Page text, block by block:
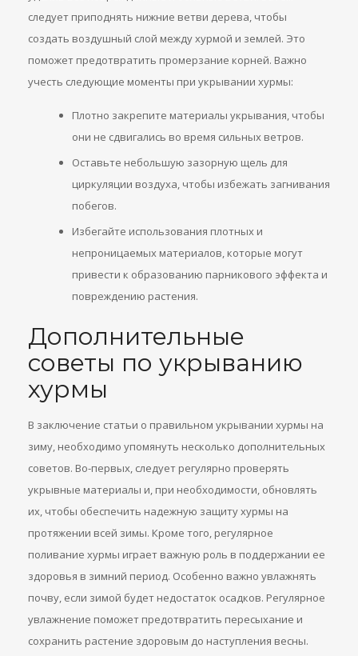
следует приподнять нижние ветви дерева, чтобы
создать воздушный слой между хурмой и землей. Это
поможет предотвратить промерзание корней. Важно
учесть следующие моменты при укрывании хурмы:
Плотно закрепите материалы укрывания, чтобы
они не сдвигались во время сильных ветров.
Оставьте небольшую зазорную щель для
циркуляции воздуха, чтобы избежать загнивания
побегов.
Избегайте использования плотных и
непроницаемых материалов, которые могут
привести к образованию парникового эффекта и
повреждению растения.
Дополнительные
советы по укрыванию
хурмы
В заключение статьи о правильном укрывании хурмы на
зиму, необходимо упомянуть несколько дополнительных
советов. Во-первых, следует регулярно проверять
укрывные материалы и, при необходимости, обновлять
их, чтобы обеспечить надежную защиту хурмы на
протяжении всей зимы. Кроме того, регулярное
поливание хурмы играет важную роль в поддержании ее
здоровья в зимний период. Особенно важно увлажнять
почву, если зимой будет недостаток осадков. Регулярное
увлажнение поможет предотвратить пересыхание и
сохранить растение здоровым до наступления весны.